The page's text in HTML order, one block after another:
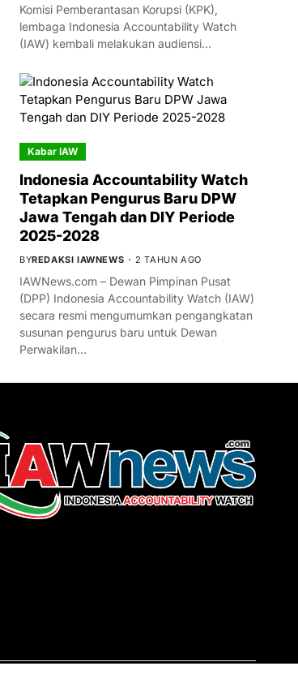
Komisi Pemberantasan Korupsi (KPK),
lembaga Indonesia Accountability Watch
(IAW) kembali melakukan audiensi…
Kabar IAW
Indonesia Accountability Watch
Tetapkan Pengurus Baru DPW
Jawa Tengah dan DIY Periode
2025-2028
BYREDAKSI IAWNEWS 2 TAHUN AGO
IAWNews.com – Dewan Pimpinan Pusat
(DPP) Indonesia Accountability Watch (IAW)
secara resmi mengumumkan pengangkatan
susunan pengurus baru untuk Dewan
Perwakilan…